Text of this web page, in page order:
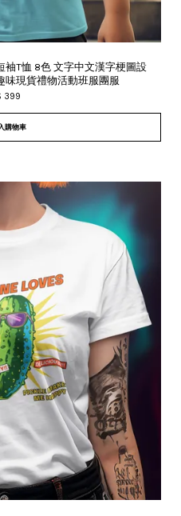
袖T恤 8色 文字中文漢字梗圖設
味現貨禮物活動班服團服
399
購物車